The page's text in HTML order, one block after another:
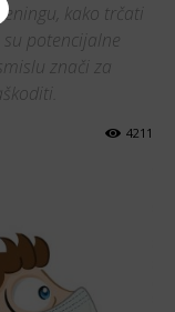
kako trčati
potencijalne
znači za
4211